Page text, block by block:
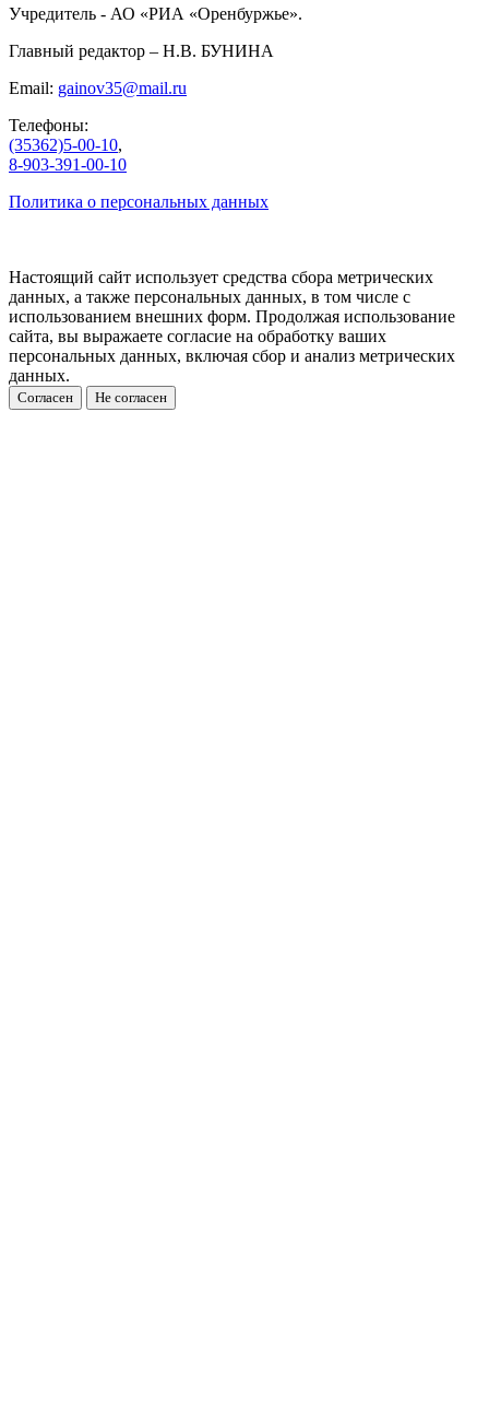
Учредитель - АО «РИА «Оренбуржье».
Главный редактор – Н.В. БУНИНА
Email: gainov35@mail.ru
Телефоны:
(35362)5-00-10,
8-903-391-00-10
Политика о персональных данных
Настоящий сайт использует средства сбора метрических
данных, а также персональных данных, в том числе с
использованием внешних форм. Продолжая использование
сайта, вы выражаете согласие на обработку ваших
персональных данных, включая сбор и анализ метрических
данных.
Согласен Не согласен